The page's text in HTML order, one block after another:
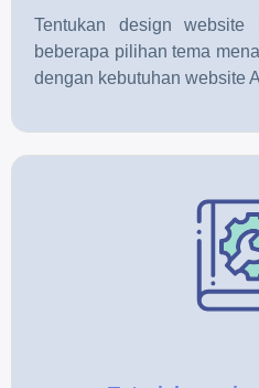
Tentukan design website
beberapa pilihan tema
dengan kebutuhan website